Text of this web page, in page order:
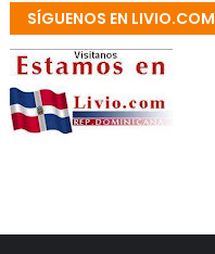
SÍGUENOS EN LIVIO.COM